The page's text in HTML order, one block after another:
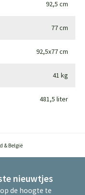
92,5 cm
77 cm
92,5x77 cm
41 kg
481,5 liter
& België
nieuwtjes
de hoogte te